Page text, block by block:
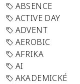
ABSENCE
ACTIVE DAY
ADVENT
AEROBIC
AFRIKA
AI
AKADEMICKÉ